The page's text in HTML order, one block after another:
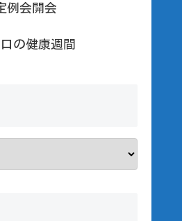
例会開会
の健康週間